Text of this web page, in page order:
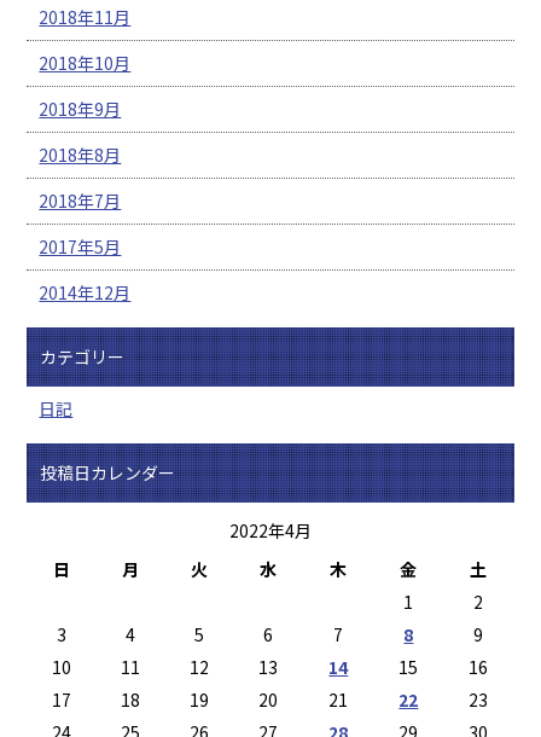
2018年11月
2018年10月
2018年9月
2018年8月
2018年7月
2017年5月
2014年12月
カテゴリー
日記
投稿日カレンダー
2022年4月
日
月 火 水 木 金
土
1
2
3
4 5 6 7 8
9
10
11 12 13 14 15
16
17
18 19 20 21 22
23
24
25 26 27 28 29 30